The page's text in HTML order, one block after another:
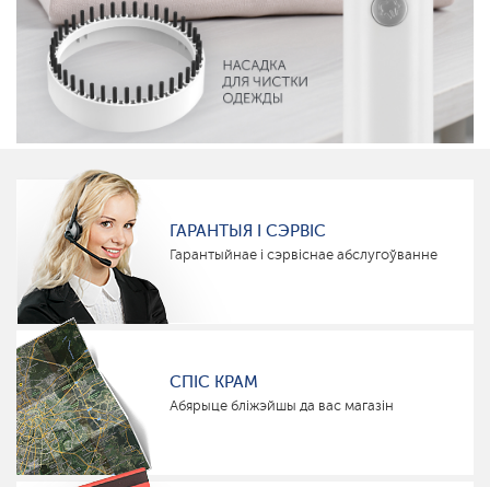
ГАРАНТЫЯ І СЭРВІС
Гарантыйнае і сэрвіснае абслугоўванне
СПІС КРАМ
Абярыце бліжэйшы да вас магазін